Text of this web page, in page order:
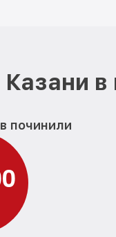
Казани
починили
0